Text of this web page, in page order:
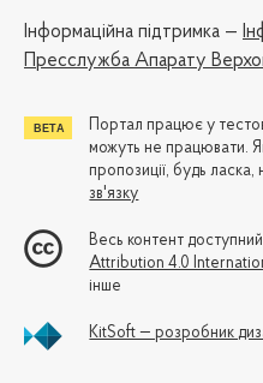
Iнформаційна підтримка —
Пресслужба Апарату
Портал працює у
можуть не працювати.
пропозиції, будь ласка,
зв'язку
Весь контент
Attribution 4.0
інше
KitSoft — розробник